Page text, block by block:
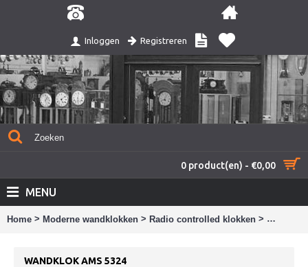
Inloggen Registreren
0 product(en) - €0,00
MENU
Home > Moderne wandklokken > Radio controlled klokken >
WANDKLOK AMS 5324